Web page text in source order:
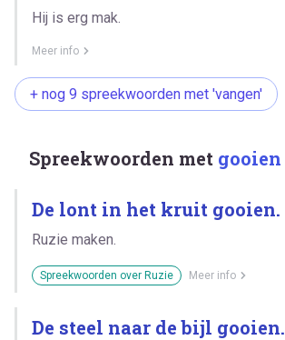
Hij is erg mak.
Meer info
+ nog 9 spreekwoorden met 'vangen'
Spreekwoorden met gooien
De lont in het kruit gooien.
Ruzie maken.
Spreekwoorden over Ruzie Meer info
De steel naar de bijl gooien.